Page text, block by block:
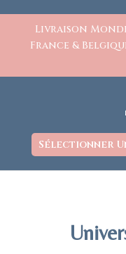
Livraison
France &
Sélectionner